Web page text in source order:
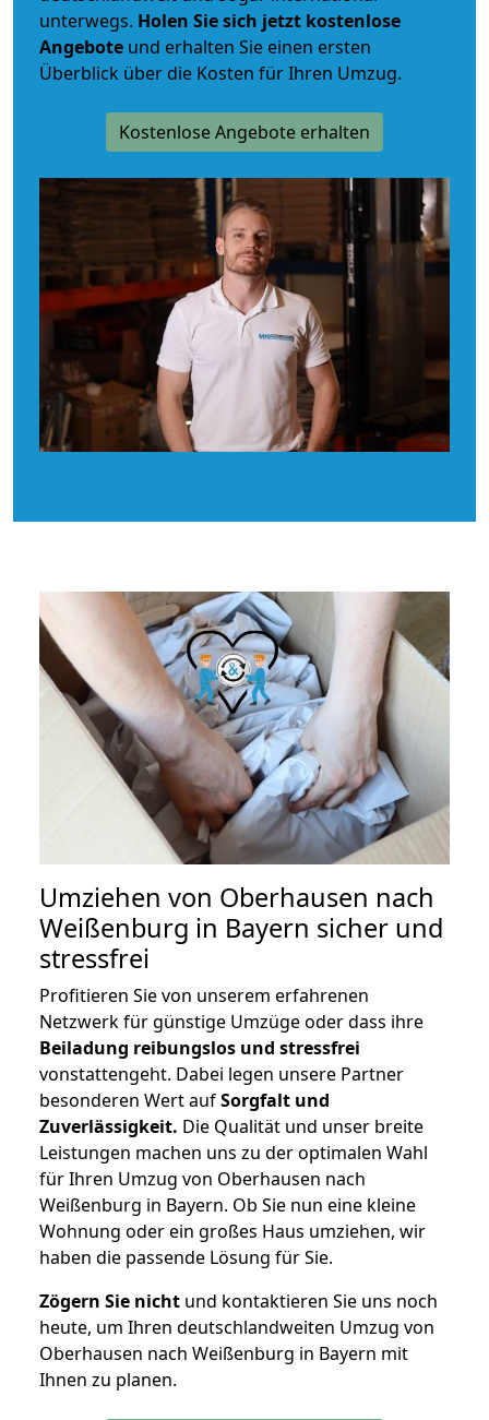
unterwegs. Holen Sie sich jetzt kostenlose
Angebote und erhalten Sie einen ersten
Überblick über die Kosten für Ihren Umzug.
Kostenlose Angebote erhalten
Umziehen von Oberhausen nach
Weißenburg in Bayern sicher und
stressfrei
Profitieren Sie von unserem erfahrenen
Netzwerk für günstige Umzüge oder dass ihre
Beiladung reibungslos und stressfrei
vonstattengeht. Dabei legen unsere Partner
besonderen Wert aufSorgfalt und
Zuverlässigkeit. Die Qualität und unser breite
Leistungen machen uns zu der optimalen Wahl
für Ihren Umzug von Oberhausen nach
Weißenburg in Bayern. Ob Sie nun eine kleine
Wohnung oder ein großes Haus umziehen, wir
haben die passende Lösung für Sie.
Zögern Sie nicht und kontaktieren Sie uns noch
heute, um Ihren deutschlandweiten Umzug von
Oberhausen nach Weißenburg in Bayern mit
Ihnen zu planen.